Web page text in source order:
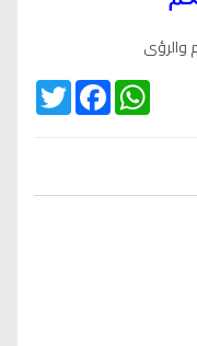
والرؤى
Twitter
FacebookWhatsApp